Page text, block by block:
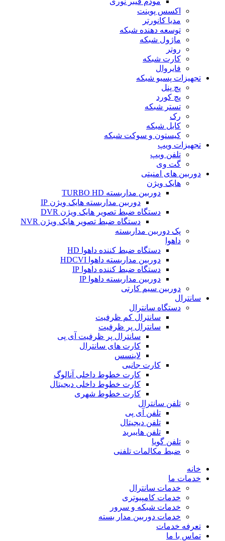
اکسس پوینت
مدیا کانورتر
توسعه دهنده شبکه
ماژول شبکه
روتر
کارت شبکه
فایروال
تجهیزات پسیو شبکه
پچ پنل
پچ کورد
تستر شبکه
رک
کابل شبکه
کیستون و سوکت شبکه
تجهیزات ویپ
تلفن ویپ
گت وی
دوربین های امنیتی
هایک ویژن
دوربین مداربسته TURBO HD
دوربین مداربسته هایک ویژن IP
دستگاه ضبط تصویر هایک ویژن DVR
دستگاه ضبط تصویر هایک ویژن NVR
پک دوربین مداربسته
داهوا
دستگاه ضبط کننده داهوا HD
دوربین مداربسته داهوا HDCVI
دستگاه ضبط کننده داهوا IP
دوربین مداربسته داهوا IP
دوربین سیم کارتی
سانترال
دستگاه سانترال
سانترال کم ظرفیت
سانترال پر ظرفیت
سانترال پر ظرفیت آی پی
کارت های سانترال
لاینسس
کارت جانبی
کارت خطوط داخلی آنالوگ
کارت خطوط داخلی دیجیتال
کارت خطوط شهری
تلفن سانترال
تلفن آی پی
تلفن دیجیتال
تلفن هایبرید
تلفن گویا
ضبط مکالمات تلفنی
خانه
خدمات ما
خدمات سانترال
خدمات کامپیوتری
خدمات شبکه و سرور
خدمات دوربین مدار بسته
تعرفه خدمات
تماس با ما